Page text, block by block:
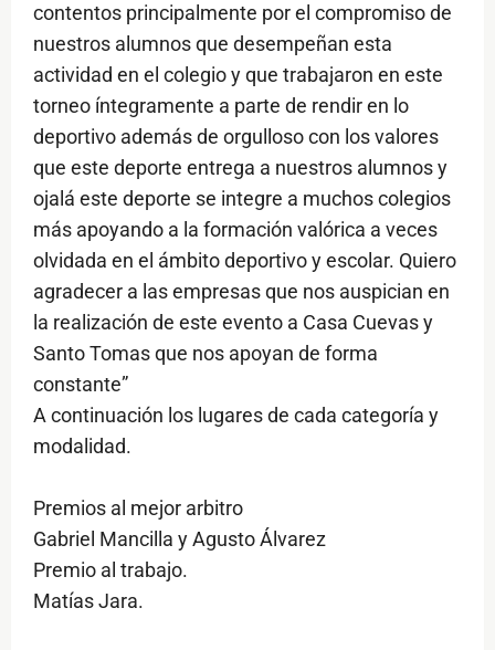
contentos principalmente por el compromiso de
nuestros alumnos que desempeñan esta
actividad en el colegio y que trabajaron en este
torneo íntegramente a parte de rendir en lo
deportivo además de orgulloso con los valores
que este deporte entrega a nuestros alumnos y
ojalá este deporte se integre a muchos colegios
más apoyando a la formación valórica a veces
olvidada en el ámbito deportivo y escolar. Quiero
agradecer a las empresas que nos auspician en
la realización de este evento a Casa Cuevas y
Santo Tomas que nos apoyan de forma
constante”
A continuación los lugares de cada categoría y
modalidad.
Premios al mejor arbitro
Gabriel Mancilla y Agusto Álvarez
Premio al trabajo.
Matías Jara.